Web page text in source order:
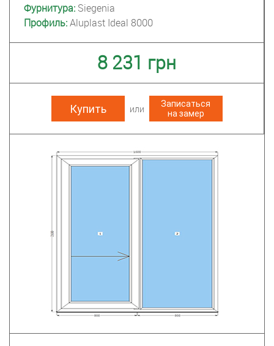
Фурнитура:Siegenia
Профиль:Aluplast Ideal 8000
8 231 грн
Купить
Записаться
на замер